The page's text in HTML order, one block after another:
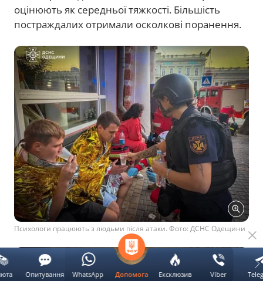
оцінюють як середньої тяжкості. Більшість
постраждалих отримали осколкові поранення.
Психологи працюють з людьми після атаки. Фото: ДСНС Одещини
Допомога Ексклюзив Viber
Опитування WhatsApp